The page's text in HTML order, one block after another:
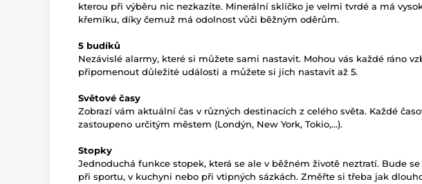
kterou při výběru nic nezkazíte. Minerální sklíčko je velmi tvrdé a má
křemíku, díky čemuž má odolnost vůči běžným oděrům.
5 budíků
Nezávislé alarmy, které si můžete sami nastavit. Mohou vás každé ráno
připomenout důležité události a můžete si jich nastavit až 5.
Světové časy
Zobrazí vám aktuální čas v různých destinacích z celého světa. Každé
zastoupeno určitým městem (Londýn, New York, Tokio,...).
Stopky
Jednoduchá funkce stopek, která se ale v běžném životě neztratí. Bude
při sportu, v kuchyni nebo při vtipných sázkách. Změřte si třeba jak